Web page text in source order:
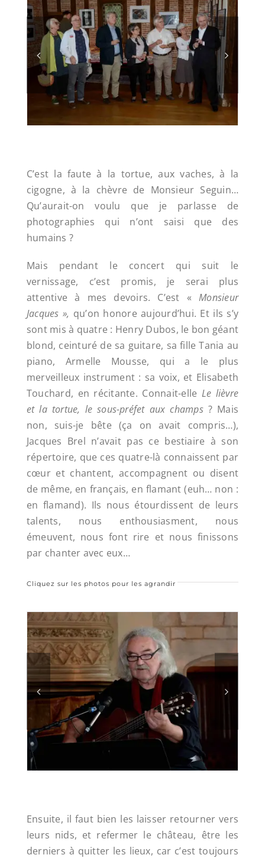
C’est la faute à la tortue, aux vaches, à la
cigogne, à la chèvre de Monsieur Seguin…
Qu’aurait-on voulu que je parlasse de
photographies qui n’ont saisi que des
humains ?
Mais pendant le concert qui suit le
vernissage, c’est promis, je serai plus
attentive à mes devoirs. C’est «Monsieur
Jacques », qu’on honore aujourd’hui. Et ils s’y
sont mis à quatre : Henry Dubos, le bon géant
blond, ceinturé de sa guitare, sa fille Tania au
piano, Armelle Mousse, qui a le plus
merveilleux instrument : sa voix, et Elisabeth
Touchard, en récitante. Connait-elle Le lièvre
et la tortue, le sous-préfet aux champs ? Mais
non, suis-je bête (ça on avait compris…),
Jacques Brel n’avait pas ce bestiaire à son
répertoire, que ces quatre-là connaissent par
cœur et chantent, accompagnent ou disent
de même, en français, en flamant (euh… non :
en flamand). Ils nous étourdissent de leurs
talents, nous enthousiasment, nous
émeuvent, nous font rire et nous finissons
par chanter avec eux…
Cliquez sur les photos pour les agrandir
Ensuite, il faut bien les laisser retourner vers
leurs nids, et refermer le château, être les
derniers à quitter les lieux, car c’est toujours